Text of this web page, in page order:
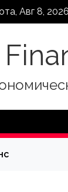
Авг 8, 2026